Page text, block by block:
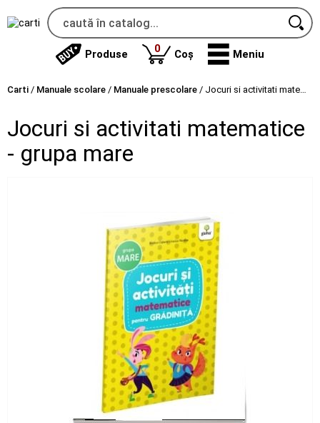
Produse 0produse
Coș Meniu
Carti / Manuale scolare / Manuale prescolare / Jocuri si activitati matematice - grupa mare
Jocuri si activitati matematice
- grupa mare